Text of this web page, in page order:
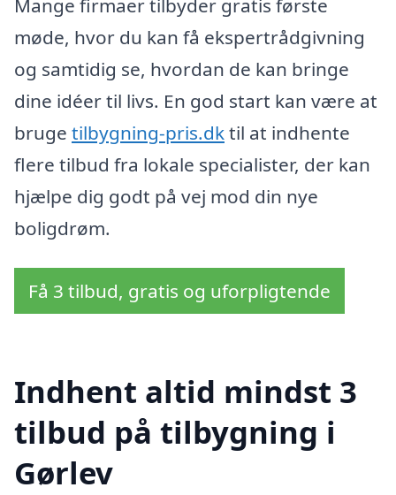
Mange firmaer tilbyder gratis første
møde, hvor du kan få ekspertrådgivning
og samtidig se, hvordan de kan bringe
dine idéer til livs. En god start kan være at
bruge tilbygning-pris.dktil at indhente
flere tilbud fra lokale specialister, der kan
hjælpe dig godt på vej mod din nye
boligdrøm.
Få 3 tilbud, gratis og uforpligtende
Indhent altid mindst 3
tilbud på tilbygning i
Gørlev